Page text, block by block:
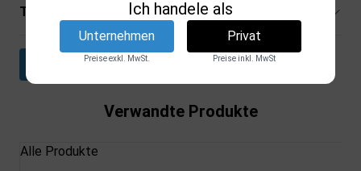
Technische Spezifikationen
Datenblatt herunterladen
Verwandte Produkte
Alle Produkte
Ich handele als
Unternehmen
Preise exkl. MwSt.
Privat
Preise inkl. MwSt